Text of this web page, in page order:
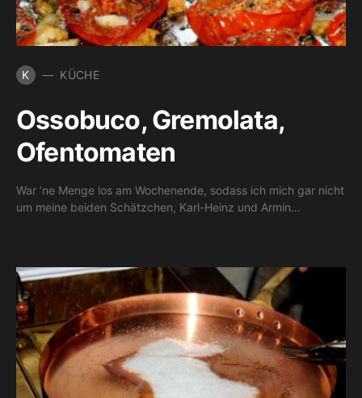
K KÜCHE
Ossobuco, Gremolata,
Ofentomaten
War ’ne Menge los am Wochenende, sodass ich mich gar nicht
um meine beiden Schätzchen, Karl-Heinz und Armin…